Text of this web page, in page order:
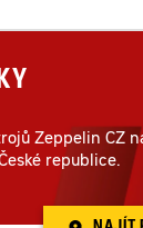
Zeppelin CZ
republice.